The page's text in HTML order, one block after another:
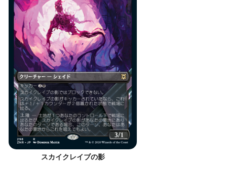
スカイクレイブの影